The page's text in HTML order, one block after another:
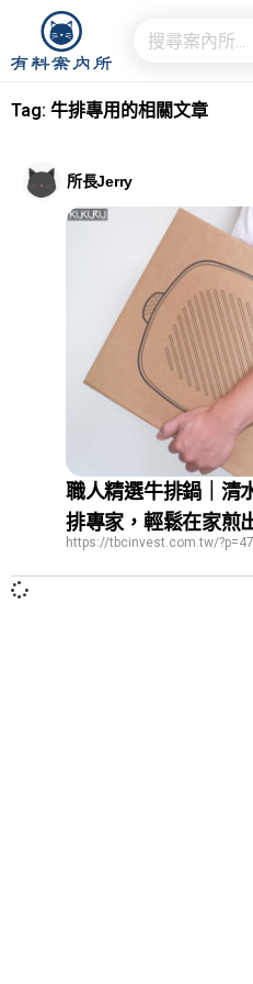
Tag: 牛排專用的相關文章
所長Jerry
職人精選牛排鍋｜清
排專家，輕鬆在家煎
https://tbcinvest.com.tw/